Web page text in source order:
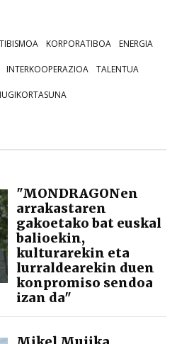
KORPORATIBOA ENERGIA
INTERKOOPERAZIOA TALENTUA
"MONDRAGONen
arrakastaren
gakoetako bat euskal
balioekin,
kulturarekin eta
lurraldearekin duen
konpromiso sendoa
izan da"